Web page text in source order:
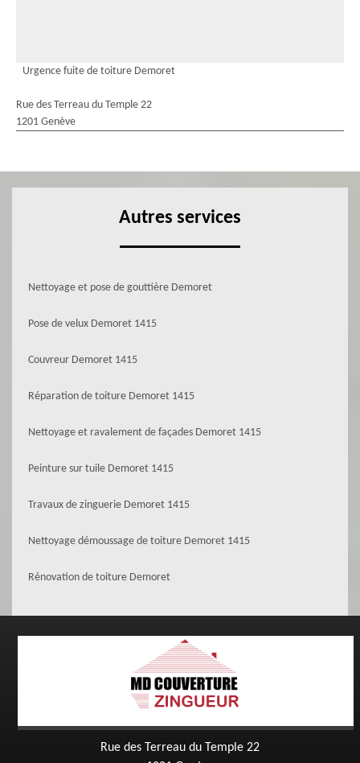
Urgence fuite de toiture Demoret
Rue des Terreau du Temple 22
1201 Genève
Autres services
Nettoyage et pose de gouttière Demoret
Pose de velux Demoret 1415
Couvreur Demoret 1415
Réparation de toiture Demoret 1415
Nettoyage et ravalement de façades Demoret 1415
Peinture sur tuile Demoret 1415
Travaux de zinguerie Demoret 1415
Nettoyage démoussage de toiture Demoret 1415
Rénovation de toiture Demoret
Rue des Terreau du Temple 22